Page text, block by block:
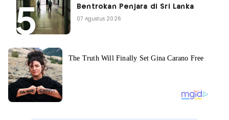
Bentrokan Penjara di Sri Lanka
07 Agustus 2026